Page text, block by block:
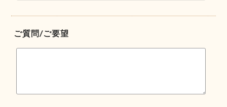
ご質問/ご要望